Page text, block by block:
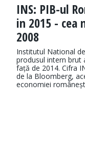
INS: PIB-ul
in 2015 - cea
2008
Institutul National
produsul intern brut
față de 2014. Cifra
de la Bloomberg,
economiei